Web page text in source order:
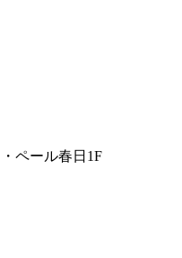
ペール春日1F